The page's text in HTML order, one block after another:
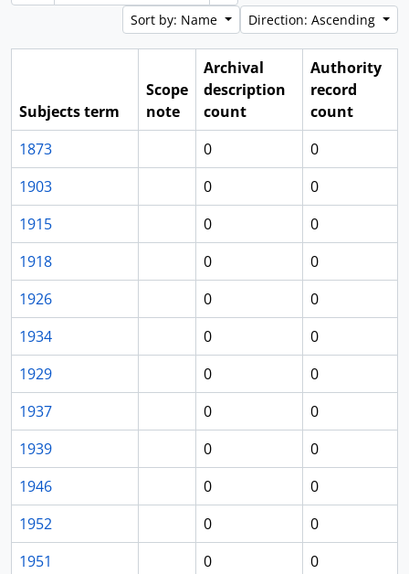
Sort by: Name
Direction: Ascending
Subjects term
Scope
note
Archival
description
count
Authority
record
count
1873
0
0
1903
0
0
1915
0
0
1918
0
0
1926
0
0
1934
0
0
1929
0
0
1937
0
0
1939
0
0
1946
0
0
1952
0
0
1951
0
0